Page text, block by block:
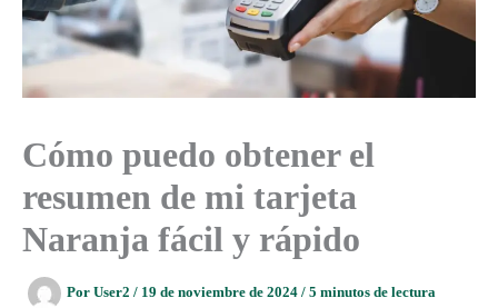
Cómo puedo obtener el
resumen de mi tarjeta
Naranja fácil y rápido
Por User2 / 19 de noviembre de 2024 / 5 minutos de lectura